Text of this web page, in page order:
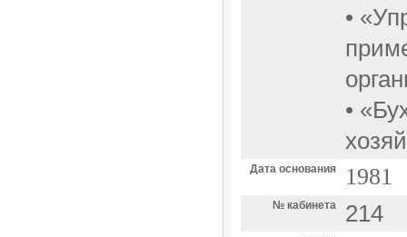
•
•
Дата основания 1981
№ кабинета 214